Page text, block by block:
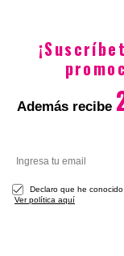
$16.900
Además recibe
Declaro que he
Ver política aquí